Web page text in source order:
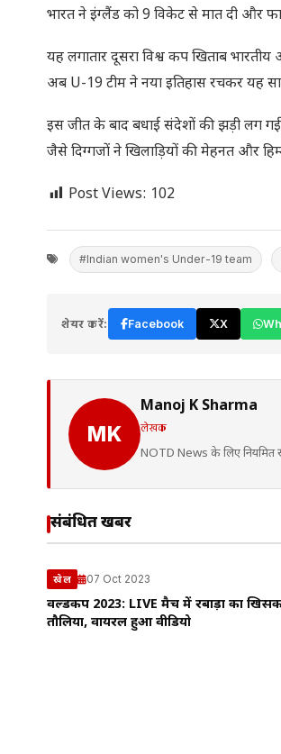
भारत ने इंग्लैंड को 9 विकेट से मात दी और
यह लगातार दूसरा विश्व कप खिताब
अब U-19 टीम ने नया इतिहास रचकर यह
इस जीत के बाद बधाई संदेशों की झड़ी लग गई।
जैसे दिग्गजों ने खिलाड़ियों की मेहनत और
Post Views: 102
#Indian women's Under-19 team
शेयर करें: Facebook X
MK
Manoj K Sharma
लेखक
NOTD News के लिए नियमित
संबंधित खबरें
खेल 07 Oct 2023
वर्ल्डकप 2023: LIVE मैच में रबाड़ा का
तौलिया, वायरल हुआ वीडियो